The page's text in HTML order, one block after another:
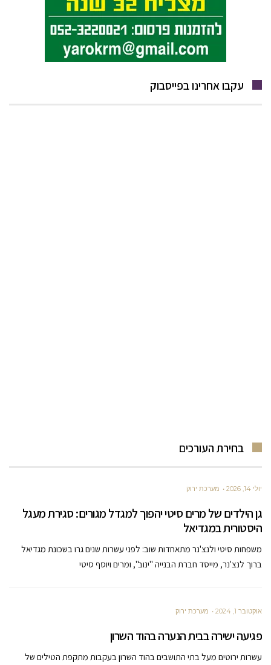
עקבו אחרינו בפייסבוק
בחירת העורכים
יולי 14, 2026 מערכת ירוק
גן הילדים של מרים סיטי יהפוך למגדל מגורים: סגירת מעגל
היסטורית במגדיאל
משפחות סיטי ולנצ'נר מתאחדות שוב: לפני עשרות שנים גרו בשכונת מגדיאל
ברוך לנצ'נר, מייסד חברת הבנייה "ינוב", ומרים ויוסף סיטי
אוקטובר 1, 2024 מערכת ירוק
פגיעה ישירה בבית הנערה בהוד השרון
עשרות ירוטים מעל בתי התושבים בהוד השרון בעקבות מתקפת הטילים של